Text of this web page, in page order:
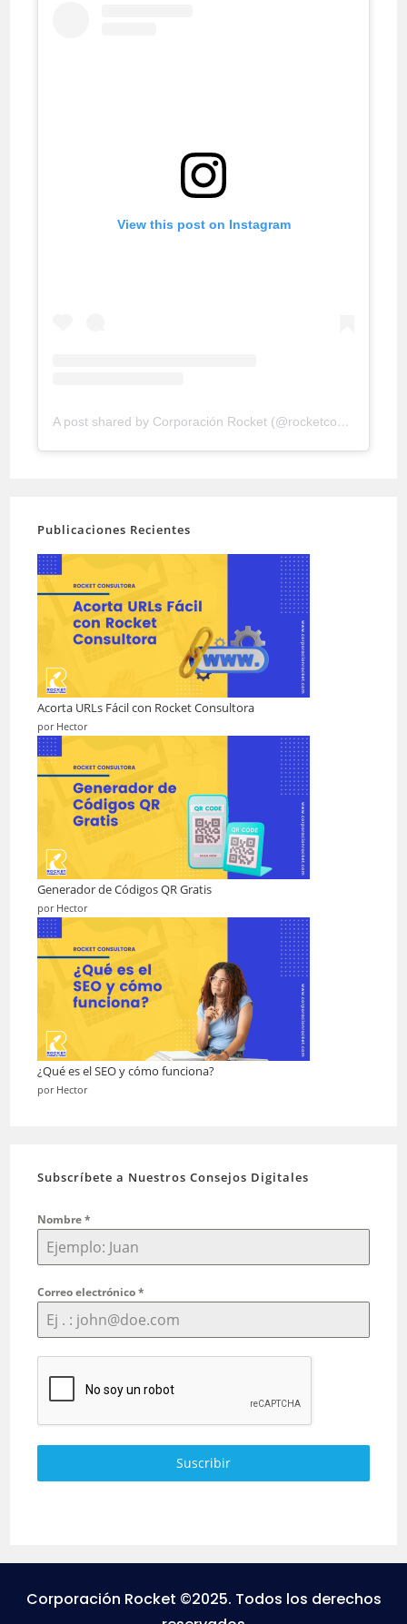
View this post on Instagram
A post shared by Corporación Rocket (@rocketconsultora)
Publicaciones Recientes
Acorta URLs Fácil con Rocket Consultora
por Hector
Generador de Códigos QR Gratis
por Hector
¿Qué es el SEO y cómo funciona?
por Hector
Subscríbete a Nuestros Consejos Digitales
Nombre*
Correo electrónico*
Suscribir
Corporación Rocket ©2025. Todos los derechos